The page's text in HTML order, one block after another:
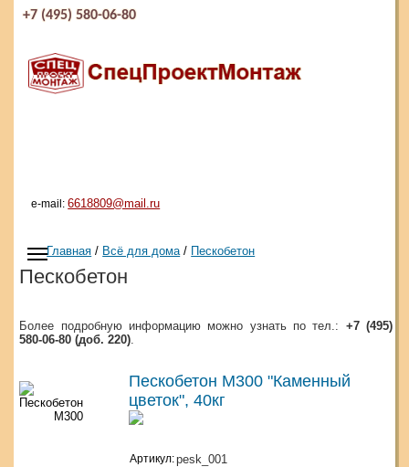
+7 (495) 580-06-80
e-mail:6618809@mail.ru
Главная / Всё для дома/ Пескобетон
Пескобетон
Более подробную информацию можно узнать по тел.: +7 (495)
580-06-80 (доб. 220).
Пескобетон М300 "Каменный
цветок", 40кг
Артикул:pesk_001